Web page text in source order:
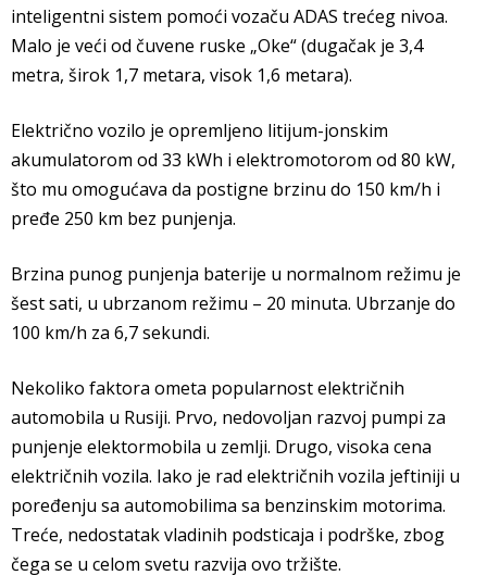
inteligentni sistem pomoći vozaču ADAS trećeg nivoa.
Malo je veći od čuvene ruske „Oke“ (dugačak je 3,4
metra, širok 1,7 metara, visok 1,6 metara).
Električno vozilo je opremljeno litijum-jonskim
akumulatorom od 33 kWh i elektromotorom od 80 kW,
što mu omogućava da postigne brzinu do 150 km/h i
pređe 250 km bez punjenja.
Brzina punog punjenja baterije u normalnom režimu je
šest sati, u ubrzanom režimu – 20 minuta. Ubrzanje do
100 km/h za 6,7 sekundi.
Nekoliko faktora ometa popularnost električnih
automobila u Rusiji. Prvo, nedovoljan razvoj pumpi za
punjenje elektormobila u zemlji. Drugo, visoka cena
električnih vozila. Iako je rad električnih vozila jeftiniji u
poređenju sa automobilima sa benzinskim motorima.
Treće, nedostatak vladinih podsticaja i podrške, zbog
čega se u celom svetu razvija ovo tržište.